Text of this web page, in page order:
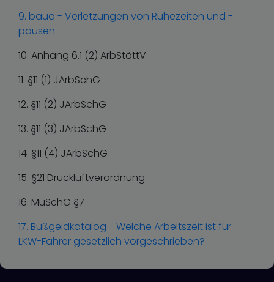
9. baua - Verletzungen von Ruhezeiten und -
pausen
10. Anhang 6.1 (2) ArbStättV
11. §11 (1) JArbSchG
12. §11 (2) JArbSchG
13. §11 (3) JArbSchG
14. §11 (4) JArbSchG
15. §21 Druckluftverordnung
16. MuSchG §7
17. Bußgeldkatalog - Welche Arbeitszeit ist für
LKW-Fahrer gesetzlich vorgeschrieben?